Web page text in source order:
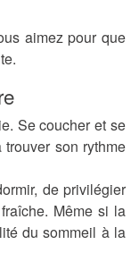
aimez pour que
Se coucher et se
son rythme
de privilégier
Même si la
du sommeil à la